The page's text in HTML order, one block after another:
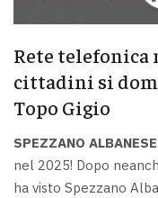
Rete telefonica
cittadini si
Topo Gigio
SPEZZANO
nel 2025! Dopo
ha visto Spezzano